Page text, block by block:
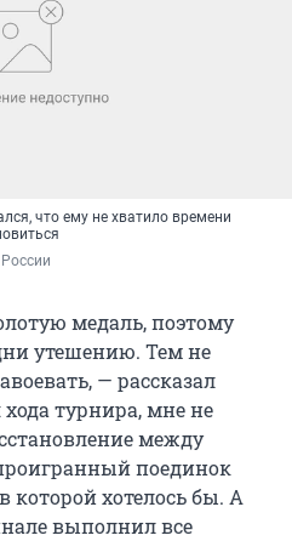
что ему не хватило времени
медаль, поэтому
утешению. Тем не
— рассказал
турнира, мне не
между
поединок
хотелось бы. А
выполнил все